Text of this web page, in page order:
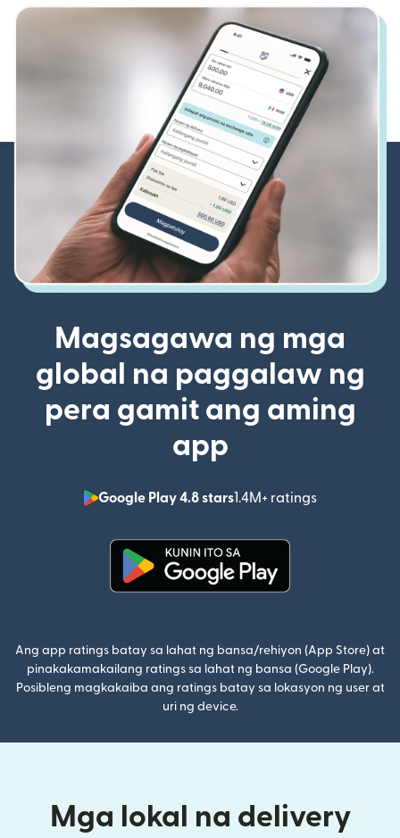
Magsagawa ng mga
global na paggalaw ng
pera gamit ang aming
app
Google Play 4.8 stars1.4M+ ratings
(bubukas
Ang app ratings batay sa lahat ng bansa/rehiyon (App Store) at
pinakakamakailang ratings sa lahat ng bansa (Google Play).
Posibleng magkakaiba ang ratings batay sa lokasyon ng user at
uri ng device.
Mga lokal na delivery